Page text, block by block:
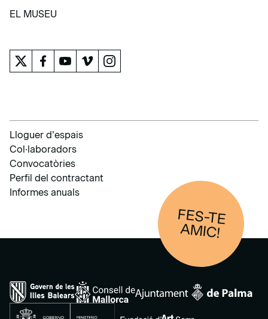
APRENDRE
EL MUSEU
Lloguer d’espais
Col·laboradors
Convocatòries
Perfil del contractant
Informes anuals
FES-TE
AM
IC!